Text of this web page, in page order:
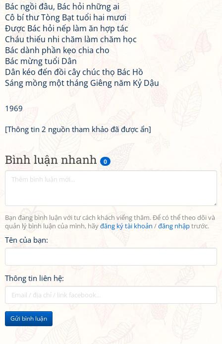
Bình luận nhanh 0
Bạn đang bình luận với tư cách khách viếng thăm. Để có thể theo dõi và
quản lý bình luận của mình, hãyđăng ký tài khoản /đăng nhậptrước.
Tên của bạn:
Thông tin liên hệ:
Gửi bình luận
Bác ngồi đâu, Bác hỏi những ai
Cô bí thư Tòng Bạt tuổi hai mươi
Được Bác hỏi nếp làm ăn hợp tác
Cháu thiếu nhi chăm làm chăm học
Bác dành phần kẹo chia cho
Bác mừng tuổi Dân
Dân kéo đến đồi cây chúc thọ Bác Hồ
Sáng mồng một tháng Giêng năm Kỷ Dậu
1969
[Thông tin 2 nguồn tham khảo đã được ẩn]